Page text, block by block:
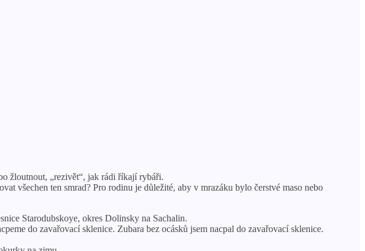
žloutnout, „rezivět“, jak rádi říkají rybáři.
všechen ten smrad? Pro rodinu je důležité, aby v mrazáku bylo čerstvé maso nebo
Starodubskoye, okres Dolinsky na Sachalin.
do zavařovací sklenice. Zubara bez ocásků jsem nacpal do zavařovací sklenice.